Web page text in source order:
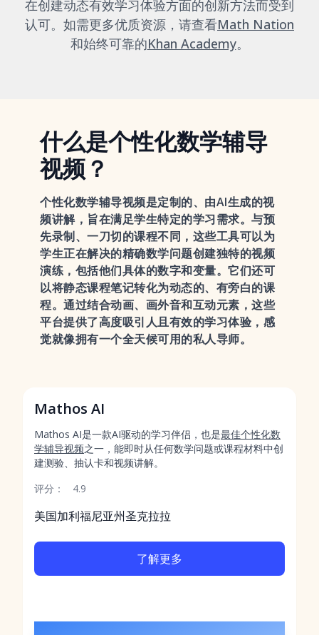
在创建动态有效学习体验方面的创新方法而受到
认可。如需更多优质资源，请查看Math Nation
和始终可靠的Khan Academy。
什么是个性化数学辅导
视频？
个性化数学辅导视频是定制的、由AI生成的视
频讲解，旨在满足学生特定的学习需求。与预
先录制、一刀切的课程不同，这些工具可以为
学生正在解决的精确数学问题创建独特的视频
演练，包括他们具体的数字和变量。它们还可
以将静态课程笔记转化为动态的、有旁白的课
程。通过结合动画、画外音和互动元素，这些
平台提供了高度吸引人且有效的学习体验，感
觉就像拥有一个全天候可用的私人导师。
Mathos AI
Mathos AI是一款AI驱动的学习伴侣，也是最佳个性化数
学辅导视频之一，能即时从任何数学问题或课程材料中创
建测验、抽认卡和视频讲解。
评分：
4.9
美国加利福尼亚州圣克拉拉
了解更多